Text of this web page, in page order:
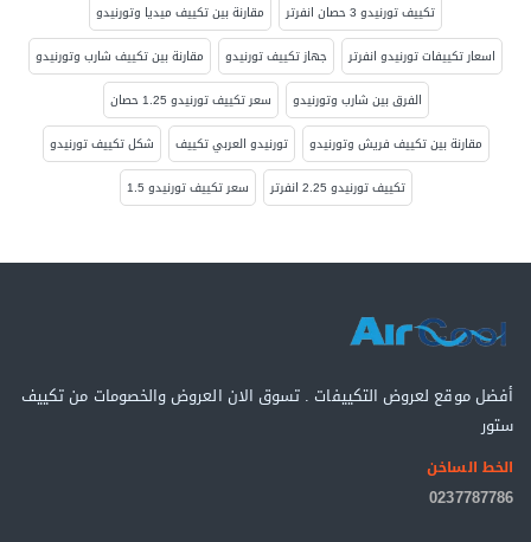
تكييف تورنيدو 3 حصان انفرتر
مقارنة بين تكييف ميديا وتورنيدو
اسعار تكييفات تورنيدو انفرتر
جهاز تكييف تورنيدو
مقارنة بين تكييف شارب وتورنيدو
الفرق بين شارب وتورنيدو
سعر تكييف تورنيدو 1.25 حصان
مقارنة بين تكييف فريش وتورنيدو
تورنيدو العربي تكييف
شكل تكييف تورنيدو
تكييف تورنيدو 2.25 انفرتر
سعر تكييف تورنيدو 1.5
أفضل موقع لعروض التكييفات . تسوق الان العروض والخصومات من تكييف
ستور
الخط الساخن
0237787786